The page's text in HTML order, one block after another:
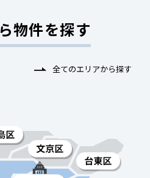
物件を探す
全てのエリアから探す